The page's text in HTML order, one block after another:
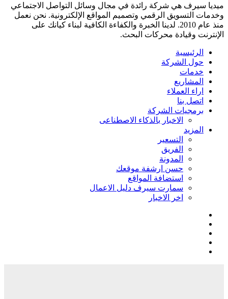
ميديا ​​سيرف هي شركة رائدة في مجال وسائل التواصل الاجتماعي
وخدمات التسويق الرقمي وتصميم المواقع الإلكترونية. نحن نعمل
منذ عام 2010. لدينا الخبرة والكفاءة الكافية لبناء كيانك على
الإنترنت وقيادة محركات البحث.
الرئيسية
حول الشركة
خدمات
المشاريع
اراء العملاء
اتصل بنا
برمجيات الشركة
الاخبار بالذكاء الاصطناعى
المزيد
التسعير
الفريق
المدونة
حسن ارشفة موقعك
استضافة المواقع
سمارت سيرف دليل الاعمال
اخر الاخبار